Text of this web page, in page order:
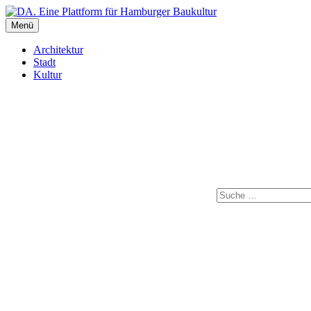
Inhalte
überspringen
DA. Eine Plattform für Hamburger Baukultur
Menü
Architektur
Stadt
Kultur